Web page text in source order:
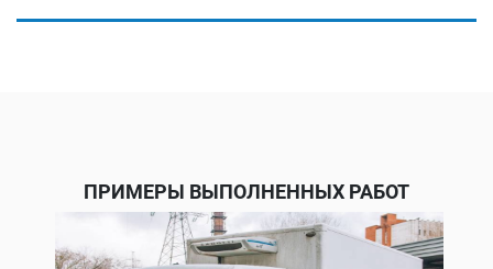
ПРИМЕРЫ ВЫПОЛНЕННЫХ РАБОТ